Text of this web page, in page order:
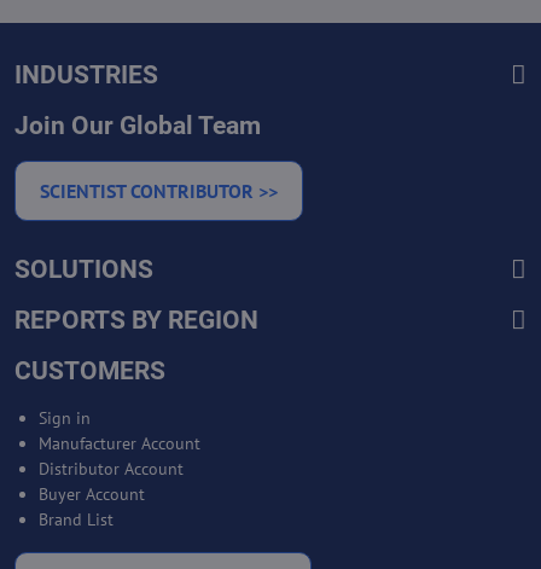
INDUSTRIES
Join Our Global Team
SCIENTIST CONTRIBUTOR >>
SOLUTIONS
REPORTS BY REGION
CUSTOMERS
Sign in
Manufacturer Account
Distributor Account
Buyer Account
Brand List